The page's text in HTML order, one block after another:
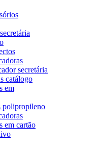
secretária
catálogo
em
polipropileno
em cartão